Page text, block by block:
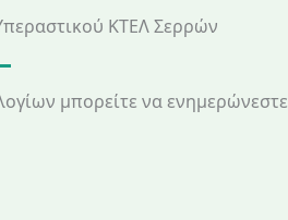
ΚΤΕΛ Σερρών
μπορείτε να ενημερώνεστε